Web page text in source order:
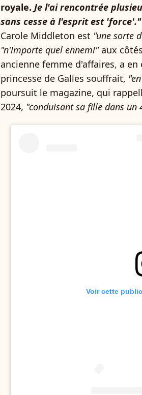
royale. Je l'ai rencontrée
sans cesse à l'esprit est 'force'."
Carole Middleton est "une sorte
"n'importe quel ennemi"aux
ancienne femme d'affaires, a
princesse de Galles souffrait,
poursuit le magazine, qui
2024, "conduisant sa fille dans un
Voir cette